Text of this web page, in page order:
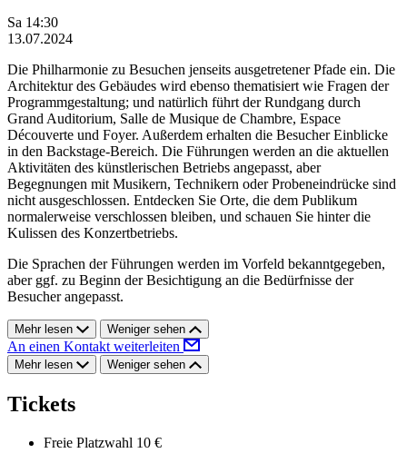
Sa 14:30
13.07.2024
Die Philharmonie zu Besuchen jenseits ausgetretener Pfade ein. Die
Architektur des Gebäudes wird ebenso thematisiert wie Fragen der
Programmgestaltung; und natürlich führt der Rundgang durch
Grand Auditorium, Salle de Musique de Chambre, Espace
Découverte und Foyer. Außerdem erhalten die Besucher Einblicke
in den Backstage-Bereich. Die Führungen werden an die aktuellen
Aktivitäten des künstlerischen Betriebs angepasst, aber
Begegnungen mit Musikern, Technikern oder Probeneindrücke sind
nicht ausgeschlossen. Entdecken Sie Orte, die dem Publikum
normalerweise verschlossen bleiben, und schauen Sie hinter die
Kulissen des Konzertbetriebs.
Die Sprachen der Führungen werden im Vorfeld bekanntgegeben,
aber ggf. zu Beginn der Besichtigung an die Bedürfnisse der
Besucher angepasst.
Mehr lesen Weniger sehen
An einen Kontakt weiterleiten
Mehr lesen Weniger sehen
Tickets
Freie Platzwahl 10 €